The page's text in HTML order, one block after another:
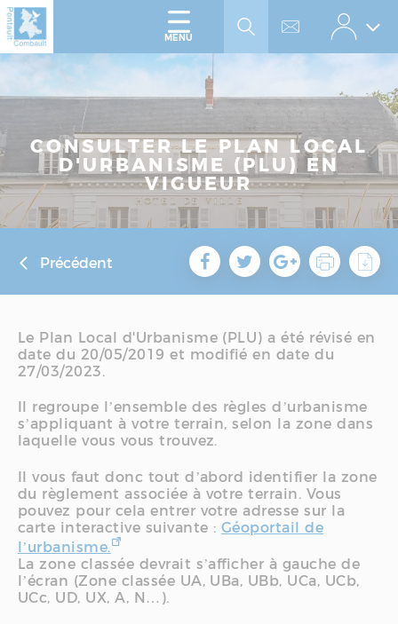
au
menu
Accéder
contenu
MENU
CONSULTER LE PLAN LOCAL
D'URBANISME (PLU) EN
VIGUEUR
Précédent
Le Plan Local d'Urbanisme (PLU) a été révisé en
date du 20/05/2019 et modifié en date du
27/03/2023.
Il regroupe l’ensemble des règles d’urbanisme
s’appliquant à votre terrain, selon la zone dans
laquelle vous vous trouvez.
Il vous faut donc tout d’abord identifier la zone
du règlement associée à votre terrain. Vous
pouvez pour cela entrer votre adresse sur la
carte interactive suivante : Géoportail de
l’urbanisme.
La zone classée devrait s’afficher à gauche de
l’écran (Zone classée UA, UBa, UBb, UCa, UCb,
UCc, UD, UX, A, N…).
Panneau de gestion des cookies